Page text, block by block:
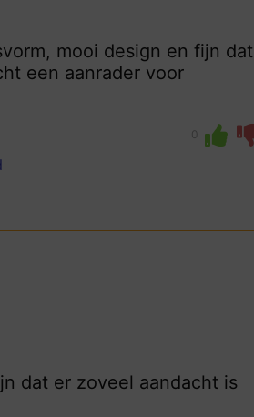
mooi design en fijn dat
een aanrader voor
0
dat er zoveel aandacht is